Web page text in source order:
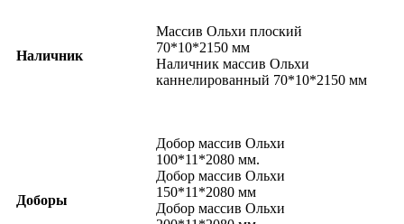
Наличник
Массив Ольхи плоский
70*10*2150 мм
Наличник массив Ольхи
каннелированный 70*10*2150 мм
Доборы
Добор массив Ольхи
100*11*2080 мм.
Добор массив Ольхи
150*11*2080 мм
Добор массив Ольхи